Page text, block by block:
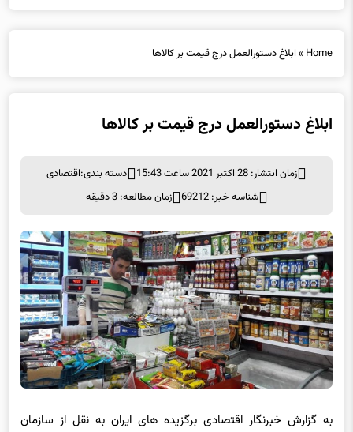
Home
» ابلاغ دستورالعمل درج قیمت بر کالاها
ابلاغ دستورالعمل درج قیمت بر کالاها
زمان انتشار: 28 اکتبر 2021 ساعت 15:43 دسته بندی:اقتصادی
شناسه خبر: 69212
زمان مطالعه: 3 دقیقه
به گزارش خبرنگار اقتصادی برگزیده های ایران به نقل از سازمان